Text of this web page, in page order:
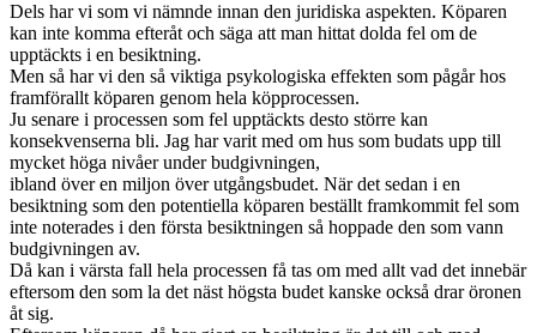
Dels har vi som vi nämnde innan den juridiska aspekten. Köparen
kan inte komma efteråt och säga att man hittat dolda fel om de
upptäckts i en besiktning.
Men så har vi den så viktiga psykologiska effekten som pågår hos
framförallt köparen genom hela köpprocessen.
Ju senare i processen som fel upptäckts desto större kan
konsekvenserna bli. Jag har varit med om hus som budats upp till
mycket höga nivåer under budgivningen,
ibland över en miljon över utgångsbudet. När det sedan i en
besiktning som den potentiella köparen beställt framkommit fel som
inte noterades i den första besiktningen så hoppade den som vann
budgivningen av.
Då kan i värsta fall hela processen få tas om med allt vad det innebär
eftersom den som la det näst högsta budet kanske också drar öronen
åt sig.